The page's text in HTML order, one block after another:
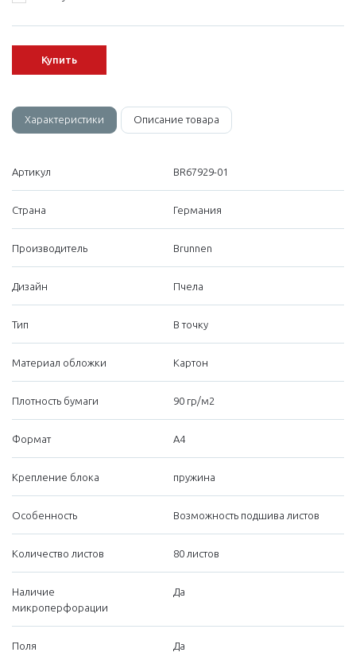
Купить
Характеристики Описание товара
Артикул BR67929-01
Страна Германия
Производитель Brunnen
Дизайн Пчела
Тип В точку
Материал обложки Картон
Плотность бумаги 90 гр/м2
Формат А4
Крепление блока пружина
Особенность Возможность подшива листов
Количество листов 80 листов
Наличие
микроперфорации
Да
Поля Да